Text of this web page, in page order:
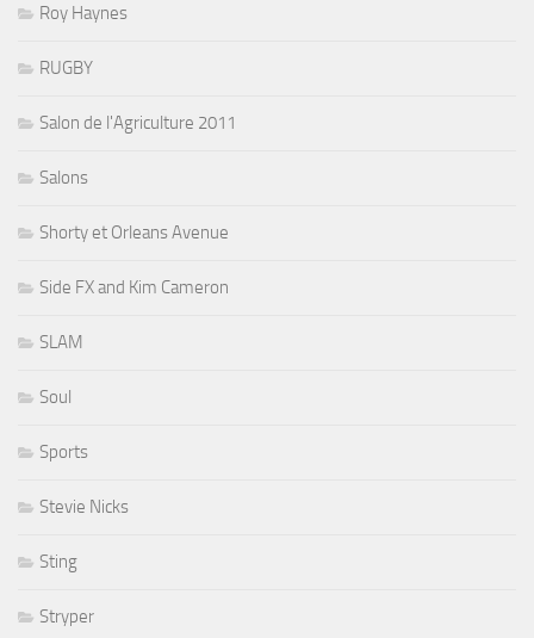
Roy Haynes
RUGBY
Salon de l'Agriculture 2011
Salons
Shorty et Orleans Avenue
Side FX and Kim Cameron
SLAM
Soul
Sports
Stevie Nicks
Sting
Stryper